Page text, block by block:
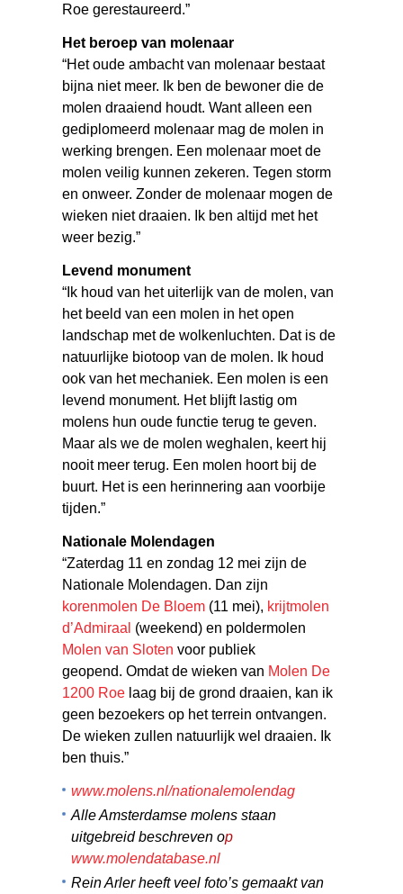
Roe gerestaureerd.”
Het beroep van molenaar
“Het oude ambacht van molenaar bestaat
bijna niet meer. Ik ben de bewoner die de
molen draaiend houdt. Want alleen een
gediplomeerd molenaar mag de molen in
werking brengen. Een molenaar moet de
molen veilig kunnen zekeren. Tegen storm
en onweer. Zonder de molenaar mogen de
wieken niet draaien. Ik ben altijd met het
weer bezig.”
Levend monument
“Ik houd van het uiterlijk van de molen, van
het beeld van een molen in het open
landschap met de wolkenluchten. Dat is de
natuurlijke biotoop van de molen. Ik houd
ook van het mechaniek. Een molen is een
levend monument. Het blijft lastig om
molens hun oude functie terug te geven.
Maar als we de molen weghalen, keert hij
nooit meer terug. Een molen hoort bij de
buurt. Het is een herinnering aan voorbije
tijden.”
Nationale Molendagen
“Zaterdag 11 en zondag 12 mei zijn de
Nationale Molendagen. Dan zijn
korenmolen De Bloem (11 mei), krijtmolen
d’Admiraal (weekend) en poldermolen
Molen van Sloten voor publiek
geopend.Omdat de wieken van Molen De
1200 Roe laag bij de grond draaien, kan ik
geen bezoekers op het terrein ontvangen.
De wieken zullen natuurlijk wel draaien. Ik
ben thuis.”
www.molens.nl/nationalemolendag
Alle Amsterdamse molens staan
uitgebreid beschreven op
www.molendatabase.nl
Rein Arler heeft veel foto’s gemaakt van